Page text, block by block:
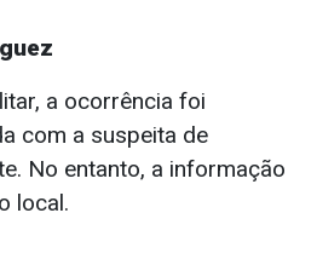
a ocorrência foi
com a suspeita de
No entanto, a informação
local.